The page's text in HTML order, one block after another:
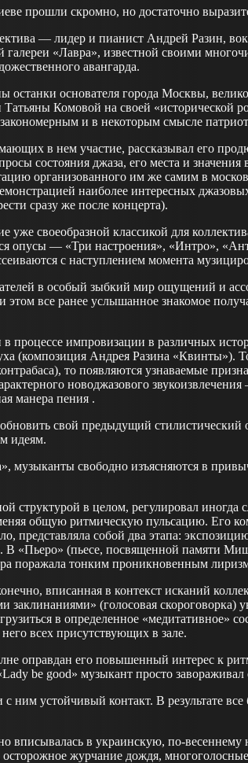
прошли скромно, но достаточно
— лидер и пианист Андрей Разин,
галереи «Лавра», известной своими
авангарда.
останки основателя города Москвы,
Комовой на своей «исторической
и в некоторым смысле
в нем участие, рассказывал его
состояния джаза, его места и значения
организованного им же самим в
наиболее интересных
сразу же после концерта).
уже своеобразной классикой для
опусы — «Три настроения», «Интро»,
с наступлением момента
в особый зыбкий мир ощущений и
все ранее услышанное знакомое
импровизации в различных
(композиция Андрея Разина «Квинты»).
то появляются узнаваемые
новоджазового
манера пения .
свой предыдущий стилистический
идеям.
музыканты свободно изъясняются в
структурой в целом, регулировал
общую ритмическую пульсацию. Его
представляла собой два этапа:
В «Пьеро» (пьесе, посвященной памяти
поражала тонким проникновенным
вписанная в контекст исканий
(голосовая скороговорка)
в определенное «медитативное»
всех присутствующих в зале.
оправдан его повышенный интерес к
be good» музыкант просто
ним устойчивый контакт. В результате
в украинскую, по-весеннему
журчание дождя,